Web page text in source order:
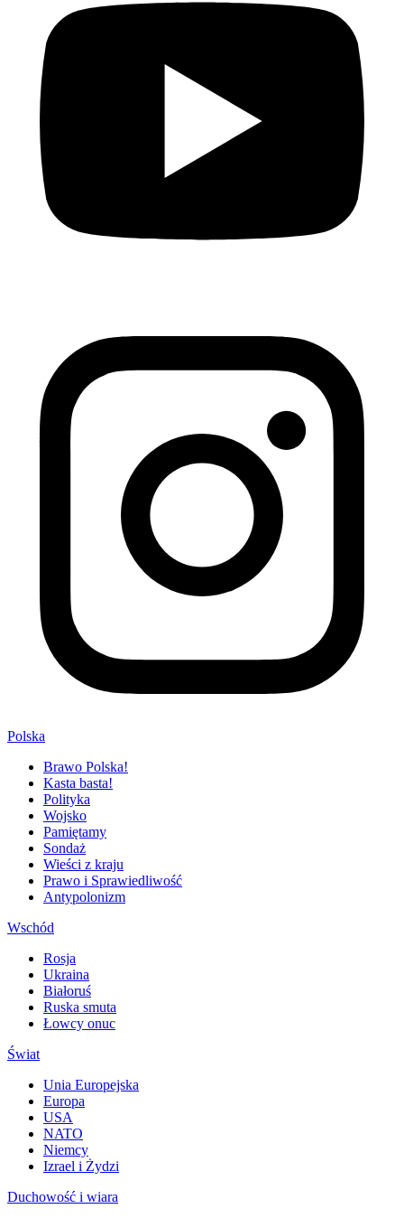
Polska
Brawo Polska!
Kasta basta!
Polityka
Wojsko
Pamiętamy
Sondaż
Wieści z kraju
Prawo i Sprawiedliwość
Antypolonizm
Wschód
Rosja
Ukraina
Białoruś
Ruska smuta
Łowcy onuc
Świat
Unia Europejska
Europa
USA
NATO
Niemcy
Izrael i Żydzi
Duchowość i wiara